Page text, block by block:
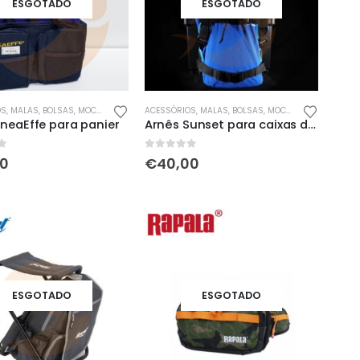
ESGOTADO
, MALAS, BOLSAS, MOCHILAS & SACOS ,NOVIDADES
para panier
ESGOTADO
ACESSÓRIOS, MALAS, BOLSAS, MOCHILAS & SACOS
Arnês Sunset para caixas de surfcasting
out of 5
€40,00
ESGOTADO ESGOTADO